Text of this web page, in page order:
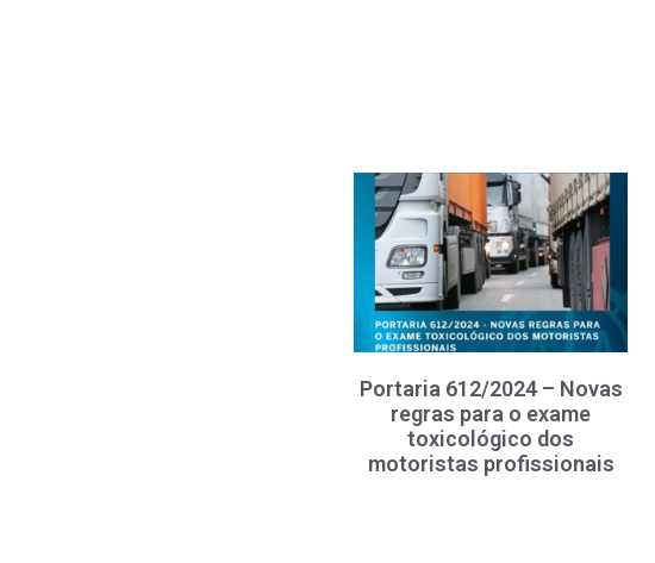
Portaria 612/2024 – Novas
regras para o exame
toxicológico dos
motoristas profissionais